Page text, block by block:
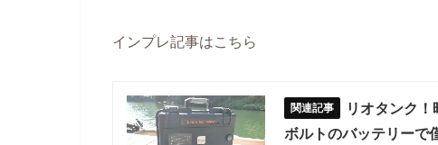
インプレ記事はこちら
リオタンク
ボルトのバッテリーで